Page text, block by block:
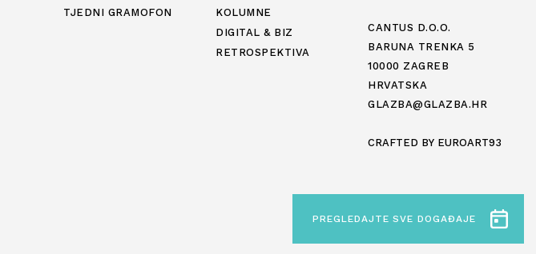
PREGLEDAJTE SVE DOGAĐAJE
TJEDNI GRAMOFON
KOLUMNE
DIGITAL & BIZ
RETROSPEKTIVA
CANTUS D.O.O.
BARUNA TRENKA 5
10000 ZAGREB
HRVATSKA
GLAZBA@GLAZBA.HR
CRAFTED BY EUROART93